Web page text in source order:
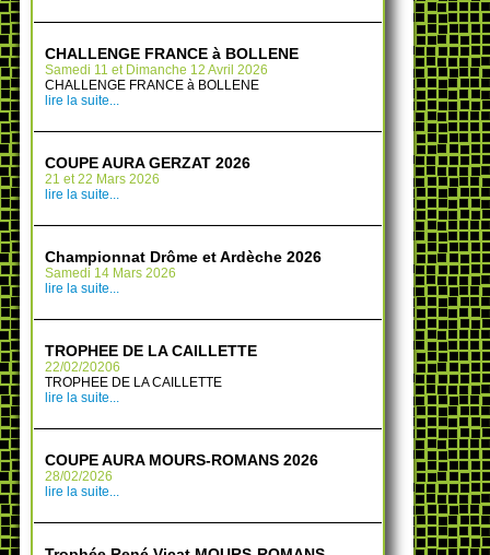
CHALLENGE FRANCE à BOLLENE
Samedi 11 et Dimanche 12 Avril 2026
CHALLENGE FRANCE à BOLLENE
lire la suite...
COUPE AURA GERZAT 2026
21 et 22 Mars 2026
lire la suite...
Championnat Drôme et Ardèche 2026
Samedi 14 Mars 2026
lire la suite...
TROPHEE DE LA CAILLETTE
22/02/20206
TROPHEE DE LA CAILLETTE
lire la suite...
COUPE AURA MOURS-ROMANS 2026
28/02/2026
lire la suite...